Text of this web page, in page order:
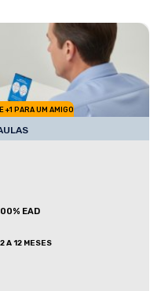
+1 PARA UM AMIGO
EAD
2 A 12 MESES